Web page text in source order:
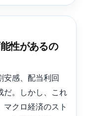
性があるの
安感、配当利回
だ。しかし、これ
マクロ経済のスト